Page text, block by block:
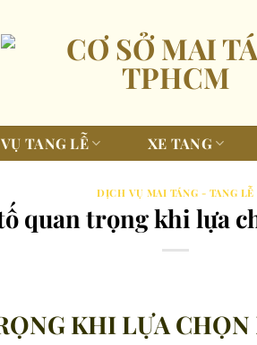
TANG LỄ XE TANG
DỊCH VỤ MAI TÁNG - TANG LỄ
quan trọng khi lựa
KHI LỰA